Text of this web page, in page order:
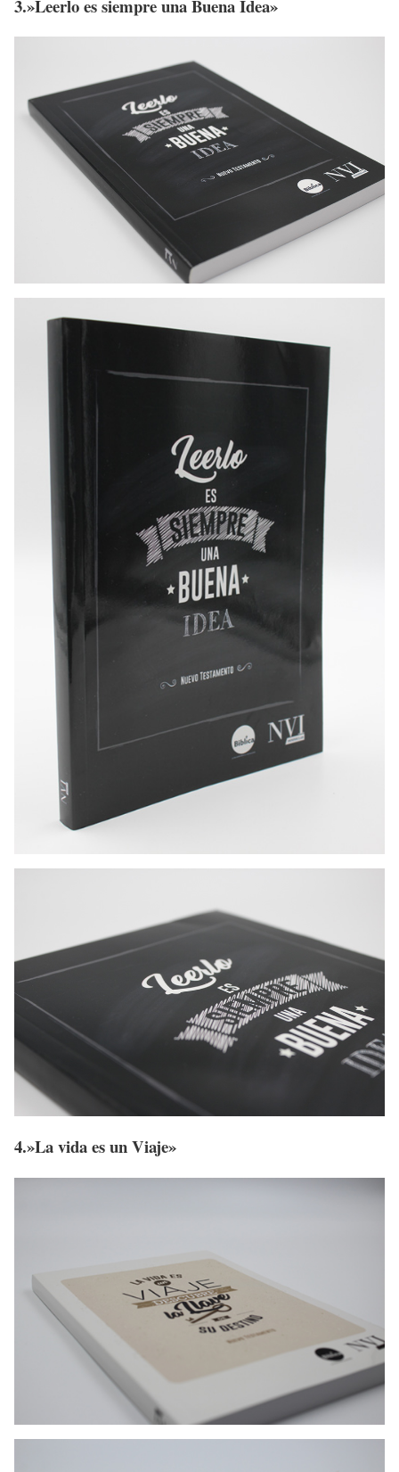
3.»Leerlo es siempre una Buena Idea»
4.»La vida es un Viaje»